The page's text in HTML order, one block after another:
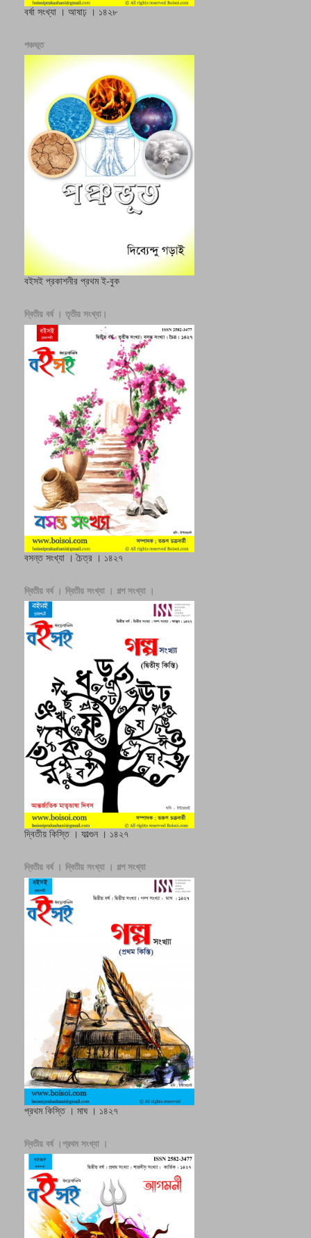
বর্ষা সংখ্যা । আষাঢ় । ১৪২৮
পঞ্চভূত
বইসই প্রকাশনীর প্রথম ই-বুক
দ্বিতীয় বর্ষ । তৃতীয় সংখ্যা।
বসন্ত সংখ্যা । চৈত্র । ১৪২৭
দ্বিতীয় বর্ষ । দ্বিতীয় সংখ্যা । গল্প সংখ্যা ।
দ্বিতীয় কিস্তি । ফাল্গুন । ১৪২৭
দ্বিতীয় বর্ষ । দ্বিতীয় সংখ্যা । গল্প সংখ্যা
প্রথম কিস্তি । মাঘ । ১৪২৭
দ্বিতীয় বর্ষ ।প্রথম সংখ্যা ।